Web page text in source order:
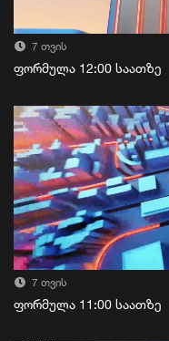
7 თვის
ფორმულა 12:00 საათზე
7 თვის
ფორმულა 11:00 საათზე